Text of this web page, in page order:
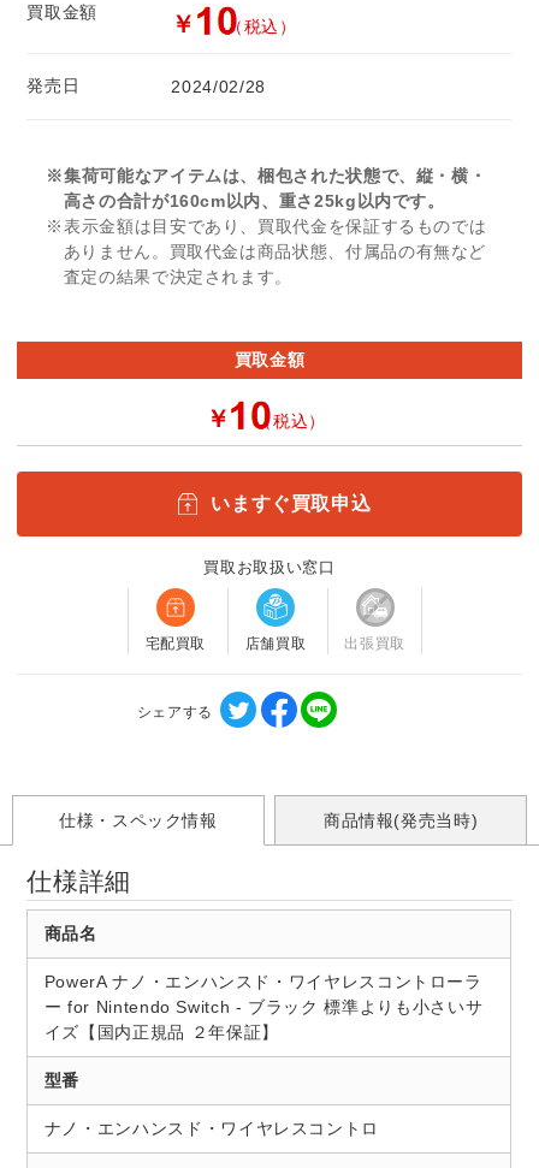
買取金額 ￥ （税込）
発売日 2024/02/28
※集荷可能なアイテムは、梱包された状態で、縦・横・
高さの合計が160cm以内、重さ25kg以内です。
※表示金額は目安であり、買取代金を保証するものでは
ありません。買取代金は商品状態、付属品の有無など
査定の結果で決定されます。
買取金額
￥ （税込）
いますぐ買取申込
買取お取扱い窓口
宅配買取 店舗買取 出張買取
シェアする
仕様・スペック情報 商品情報(発売当時)
仕様詳細
商品名
PowerA ナノ・エンハンスド・ワイヤレスコントローラ
ー for Nintendo Switch - ブラック 標準よりも小さいサ
イズ【国内正規品 ２年保証】
型番
ナノ・エンハンスド・ワイヤレスコントロ